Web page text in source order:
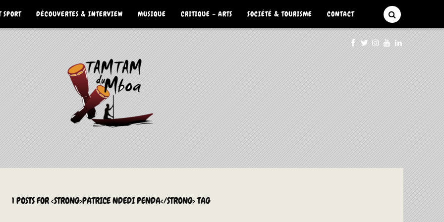
DÉCOUVERTES & INTERVIEW MUSIQUE CRITIQUE – ARTS SOCIÉTÉ & TOURISME CONTACT
1 POSTS FOR <STRONG>PATRICE NDEDI PENDA</STRONG> TAG